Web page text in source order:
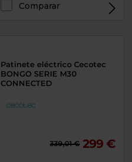
Comparar
Patinete eléctrico Cecotec
BONGO SERIE M30
CONNECTED
339,01 € 299 €